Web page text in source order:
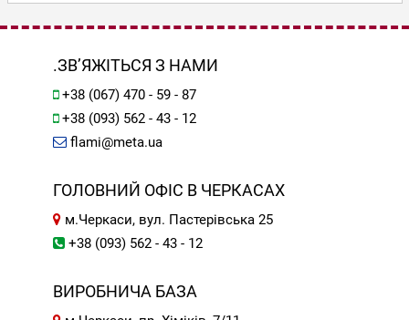
.ЗВ’ЯЖІТЬСЯ З НАМИ
+38 (067) 470 - 59 - 87
+38 (093) 562 - 43 - 12
flami@meta.ua
ГОЛОВНИЙ ОФІС В ЧЕРКАСАХ
м.Черкаси, вул. Пастерівська 25
+38 (093) 562 - 43 - 12
ВИРОБНИЧА БАЗА